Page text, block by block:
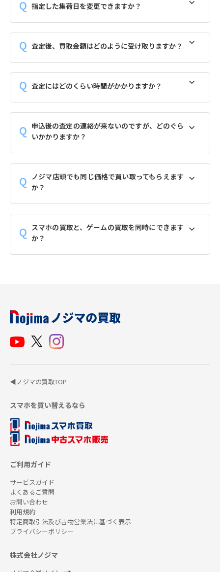
指定した集荷日を変更できますか？
査定後、買取金額はどのように受け取りますか？
査定にはどのくらい時間がかかりますか？
申込後の査定の連絡が来ないのですが、どのぐら
いかかりますか？
ノジマ店頭でも同じ価格で買い取ってもらえます
か？
スマホの買取と、ゲームの買取を同時にできます
か？
◀ノジマの買取TOP
スマホを買い替えるなら
ご利用ガイド
サービスガイド
よくあるご質問
お問い合わせ
利用規約
特定商取引法及び古物営業法に基づく表示
プライバシーポリシー
株式会社ノジマ